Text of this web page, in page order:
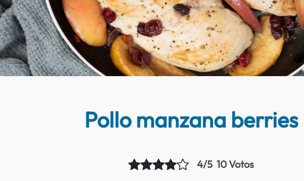
Pollo manzana berries
4/5 10 Votos